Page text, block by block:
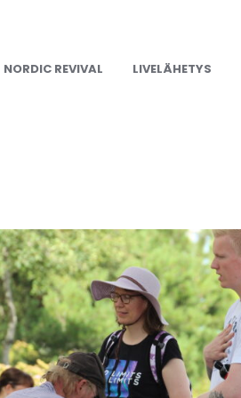
NORDIC REVIVAL LIVELÄHETYS